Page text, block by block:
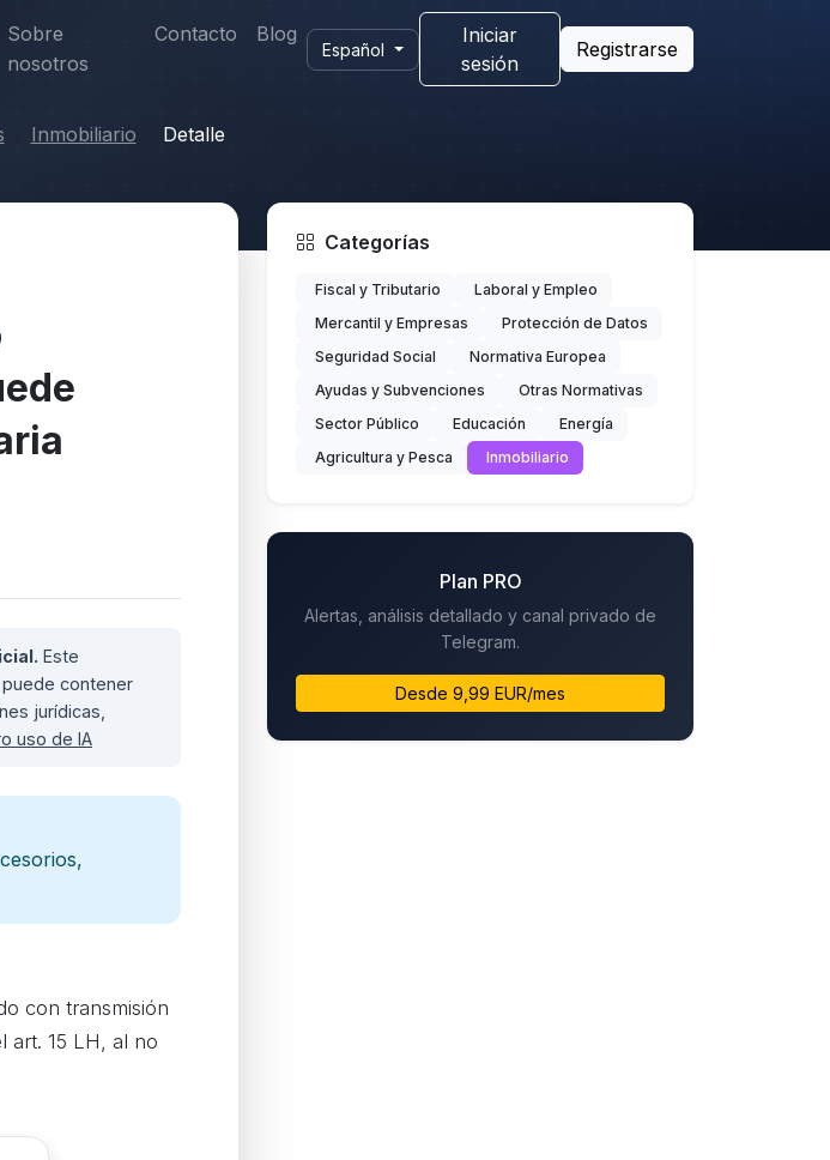
Sobre
nosotros
Contacto Blog
Español
Iniciar
sesión
Registrarse
Inmobiliario Detalle
Este
contener
jurídicas,
uso de IA
con transmisión
art. 15 LH, al no
Categorías
Fiscal y Tributario
Laboral y Empleo
Mercantil y Empresas
Protección de Datos
Seguridad Social
Normativa Europea
Ayudas y Subvenciones
Otras Normativas
Sector Público
Educación
Energía
Agricultura y Pesca
Inmobiliario
Plan PRO
Alertas, análisis detallado y canal privado de
Telegram.
Desde 9,99 EUR/mes